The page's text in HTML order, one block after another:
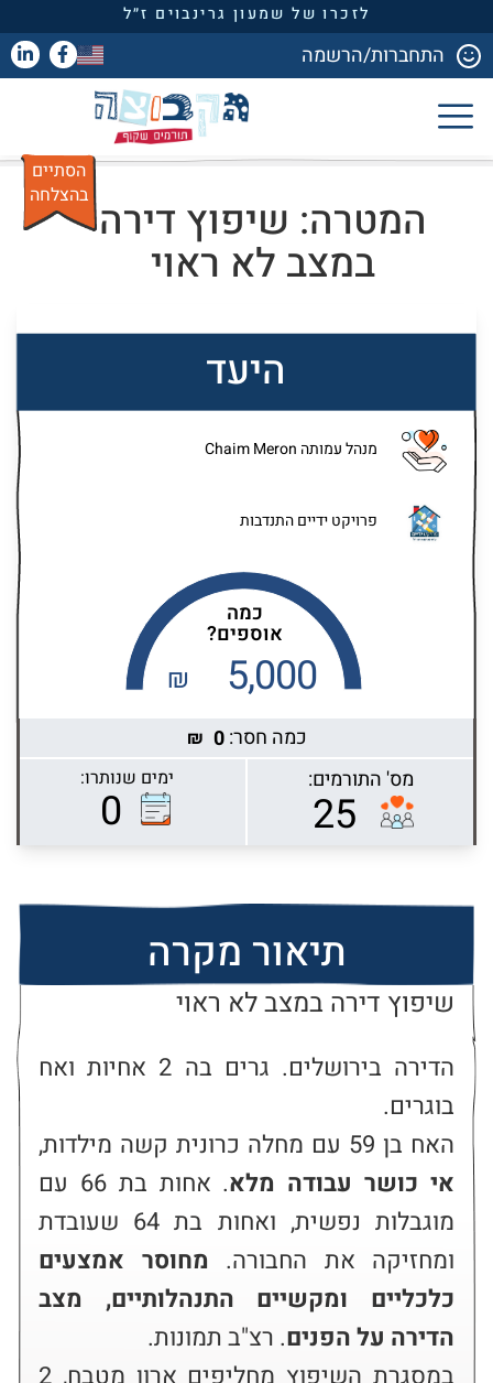
לזכרו של שמעון גרינבוים ז״ל
התחברות/הרשמה
המטרה: שיפוץ דירה
במצב לא ראוי
הסתיים
בהצלחה
היעד
מנהל עמותה Chaim Meron
פרויקט ידיים התנדבות
Highcharts.com
כמה
אוספים?
5,000
כמה חסר:0
₪
מס' התורמים:
25
ימים שנותרו:
0
תיאור מקרה
שיפוץ דירה במצב לא ראוי
הדירה בירושלים. גרים בה 2 אחיות ואח
האח בן 59 עם מחלה כרונית קשה מילדות,
אי כושר עבודה מלא
. אחות בת 66 עם
מוגבלות נפשית, ואחות בת 64 שעובדת
ומחזיקה את החבורה.
מחוסר אמצעים
כלכליים ומקשיים התנהלותיים, מצב
הדירה על הפנים